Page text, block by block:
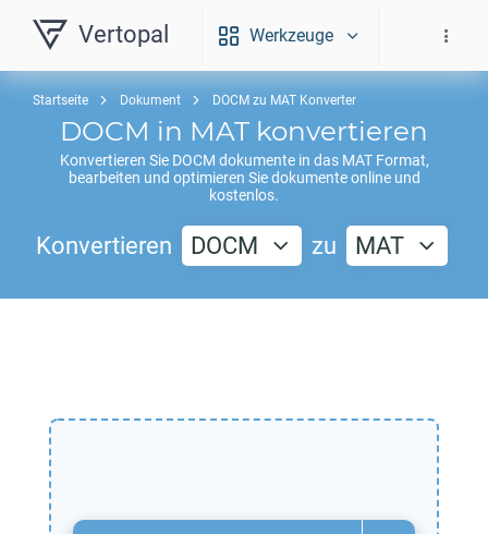
Vertopal Werkzeuge
Startseite Dokument DOCM zu MAT Konverter
DOCM in MAT konvertieren
Konvertieren Sie DOCM dokumente in das MATFormat,
bearbeiten und optimieren Sie dokumente online und
kostenlos.
Konvertieren DOCM zu MAT